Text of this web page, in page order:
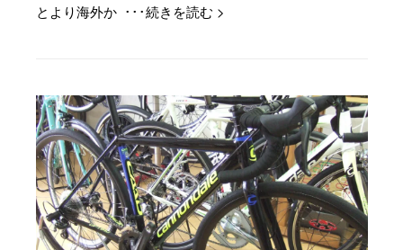
とより海外か ･･･続きを読む >